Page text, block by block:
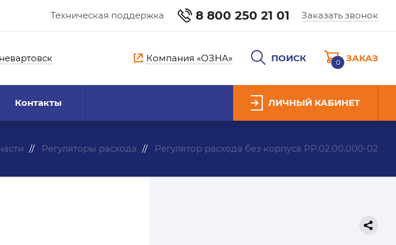
Техническая поддержка 8 800 250 21 01 Заказать звонок
Компания «ОЗНА» ПОИСК 0 ЗАКАЗ
Контакты ЛИЧНЫЙ КАБИНЕТ
Регуляторы расхода Регулятор расхода без корпуса РР.02.00.000-02